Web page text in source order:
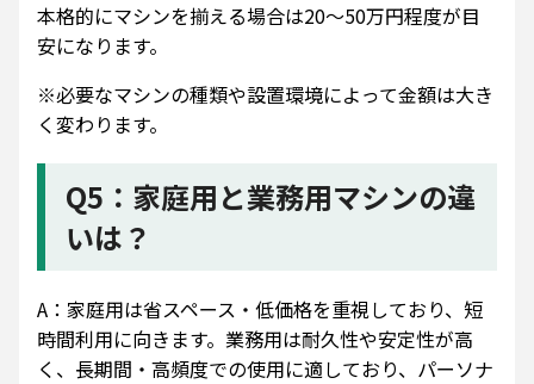
本格的にマシンを揃える場合は20〜50万円程度が目
安になります。
※必要なマシンの種類や設置環境によって金額は大き
く変わります。
Q5：家庭用と業務用マシンの違
いは？
A：家庭用は省スペース・低価格を重視しており、短
時間利用に向きます。業務用は耐久性や安定性が高
く、長期間・高頻度での使用に適しており、パーソナ